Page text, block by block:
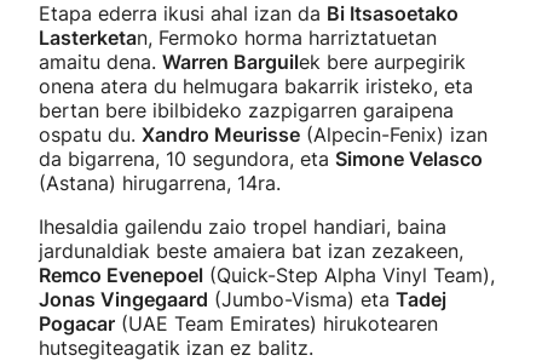
Etapa ederra ikusi ahal izan da Bi Itsasoetako
Lasterketan, Fermoko horma harriztatuetan
amaitu dena. Warren Barguilek bere aurpegirik
onena atera du helmugara bakarrik iristeko, eta
bertan bere ibilbideko zazpigarren garaipena
ospatu du. Xandro Meurisse (Alpecin-Fenix) izan
da bigarrena, 10 segundora, eta Simone Velasco
(Astana) hirugarrena, 14ra.
Ihesaldia gailendu zaio tropel handiari, baina
jardunaldiak beste amaiera bat izan zezakeen,
Remco Evenepoel (Quick-Step Alpha Vinyl Team),
Jonas Vingegaard (Jumbo-Visma) eta Tadej
Pogacar (UAE Team Emirates) hirukotearen
hutsegiteagatik izan ez balitz.